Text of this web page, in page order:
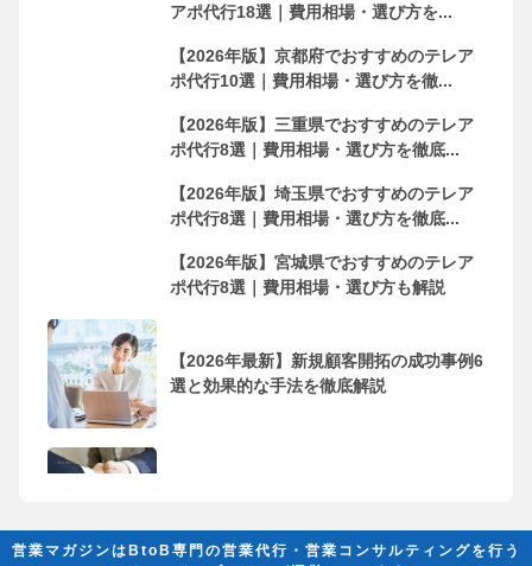
アポ代行18選｜費用相場・選び方を...
【2026年版】京都府でおすすめのテレア
ポ代行10選｜費用相場・選び方を徹...
【2026年版】三重県でおすすめのテレア
ポ代行8選｜費用相場・選び方を徹底...
【2026年版】埼玉県でおすすめのテレア
ポ代行8選｜費用相場・選び方を徹底...
【2026年版】宮城県でおすすめのテレア
ポ代行8選｜費用相場・選び方も解説
【2026年最新】新規顧客開拓の成功事例6
選と効果的な手法を徹底解説
営業マガジンはBtoB専門の営業代行・営業コンサルティングを行う